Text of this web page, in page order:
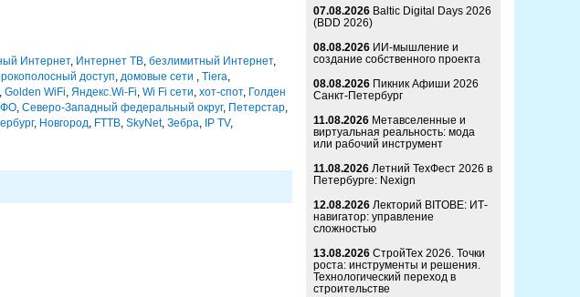
Интернет, Интернет ТВ, безлимитный Интернет,
доступ, домовые сети , Tiera,
, Golden WiFi, Яндекс.Wi-Fi, Wi Fi сети, хот-спот, Голден
, Северо-Западный федеральный округ, Петерстар,
, Новгород, FTTB, SkyNet, Зебра, IP TV,
07.08.2026 Baltic Digital Days 2026
(BDD 2026)
08.08.2026 ИИ-мышление и
создание собственного проекта
08.08.2026 Пикник Афиши 2026
Санкт-Петербург
11.08.2026 Метавселенные и
виртуальная реальность: мода
или рабочий инструмент
11.08.2026 Летний ТехФест 2026 в
Петербурге: Nexign
12.08.2026 Лекторий BITOBE: ИТ-
навигатор: управление
сложностью
13.08.2026 СтройТех 2026. Точки
роста: инструменты и решения.
Технологический переход в
строительстве